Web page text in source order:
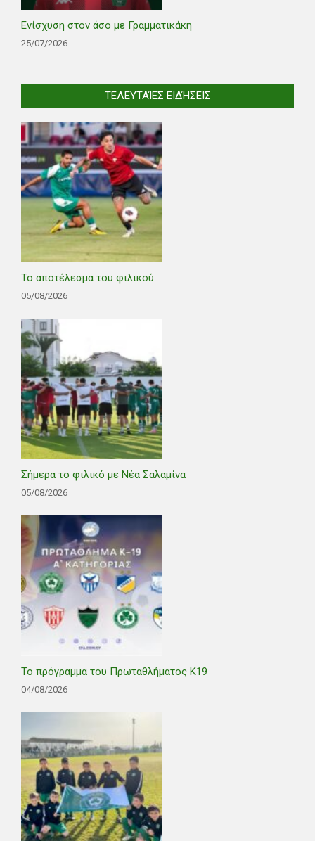
Ενίσχυση στον άσο με Γραμματικάκη
25/07/2026
ΤΕΛΕΥΤΑΊΕΣ ΕΙΔΉΣΕΙΣ
Το αποτέλεσμα του φιλικού
05/08/2026
Σήμερα το φιλικό με Νέα Σαλαμίνα
05/08/2026
Το πρόγραμμα του Πρωταθλήματος Κ19
04/08/2026